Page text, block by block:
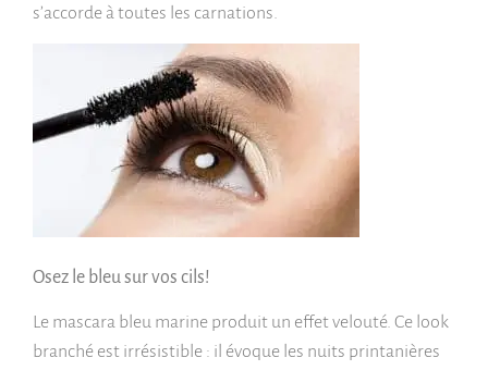
s’accorde à toutes les carnations.
Osez le bleu sur vos cils!
Le mascara bleu marine produit un effet velouté. Ce look
branché est irrésistible : il évoque les nuits printanières